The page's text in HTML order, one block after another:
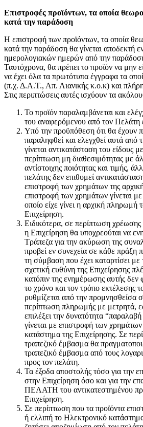
Επιστροφές προϊόντων, τα οποία
κατά την παράδοση
Η επιστροφή των προϊόντων, τα οποία
κατά την παράδοση θα γίνεται αποδεκτή
ημερολογιακών ημερών από την
Ταυτόχρονα, θα πρέπει το προϊόν να μην
να έχει όλα τα πρωτότυπα έγγραφα τα
(π.χ. Δ.Α.Τ., Απ. Λιανικής κ.ο.κ) και
Στις περιπτώσεις αυτές ισχύουν τα
Το προϊόν παραλαμβάνεται και
του αναφερόμενου από τον Πελάτη
Υπό την προϋπόθεση ότι θα έχουν
παραληφθεί και ελεγχθεί αυτά από
γίνεται αντικατάσταση του είδους
περίπτωση μη διαθεσιμότητας με
αντίστοιχης ποιότητας και τιμής,
πελάτης δεν επιθυμεί
επιστροφή των χρημάτων της
επιστροφή των χρημάτων γίνεται
οποίο είχε γίνει η αρχική πληρωμή
Επιχείρηση.
Ειδικότερα, σε περίπτωση
η Επιχείρηση θα υποχρεούται να
Τράπεζα για την ακύρωση της
προβεί εν συνεχεία σε κάθε πράξη
τη σύμβαση που έχει καταρτίσει με
σχετική ευθύνη της Επιχείρησης
κατόπιν της ενημέρωσης αυτής δεν
το χρόνο και τον τρόπο εκτέλεσης
ρυθμίζεται από την προμνησθείσα
περίπτωση πληρωμής με μετρητά,
επιλέξει την δυνατότητα
γίνεται με επιστροφή των
κατάστημα της Επιχείρησης. Σε
τραπεζικό έμβασμα θα
τραπεζικό έμβασμα από τους
προς τον πελάτη.
Τα έξοδα αποστολής τόσο για την
στην Επιχείρηση όσο και για την
ΠΕΛΑΤΗ του αντικατεστημένου
Επιχείρηση.
Σε περίπτωση που τα προϊόντα
ή ελλιπή το Ηλεκτρονικό